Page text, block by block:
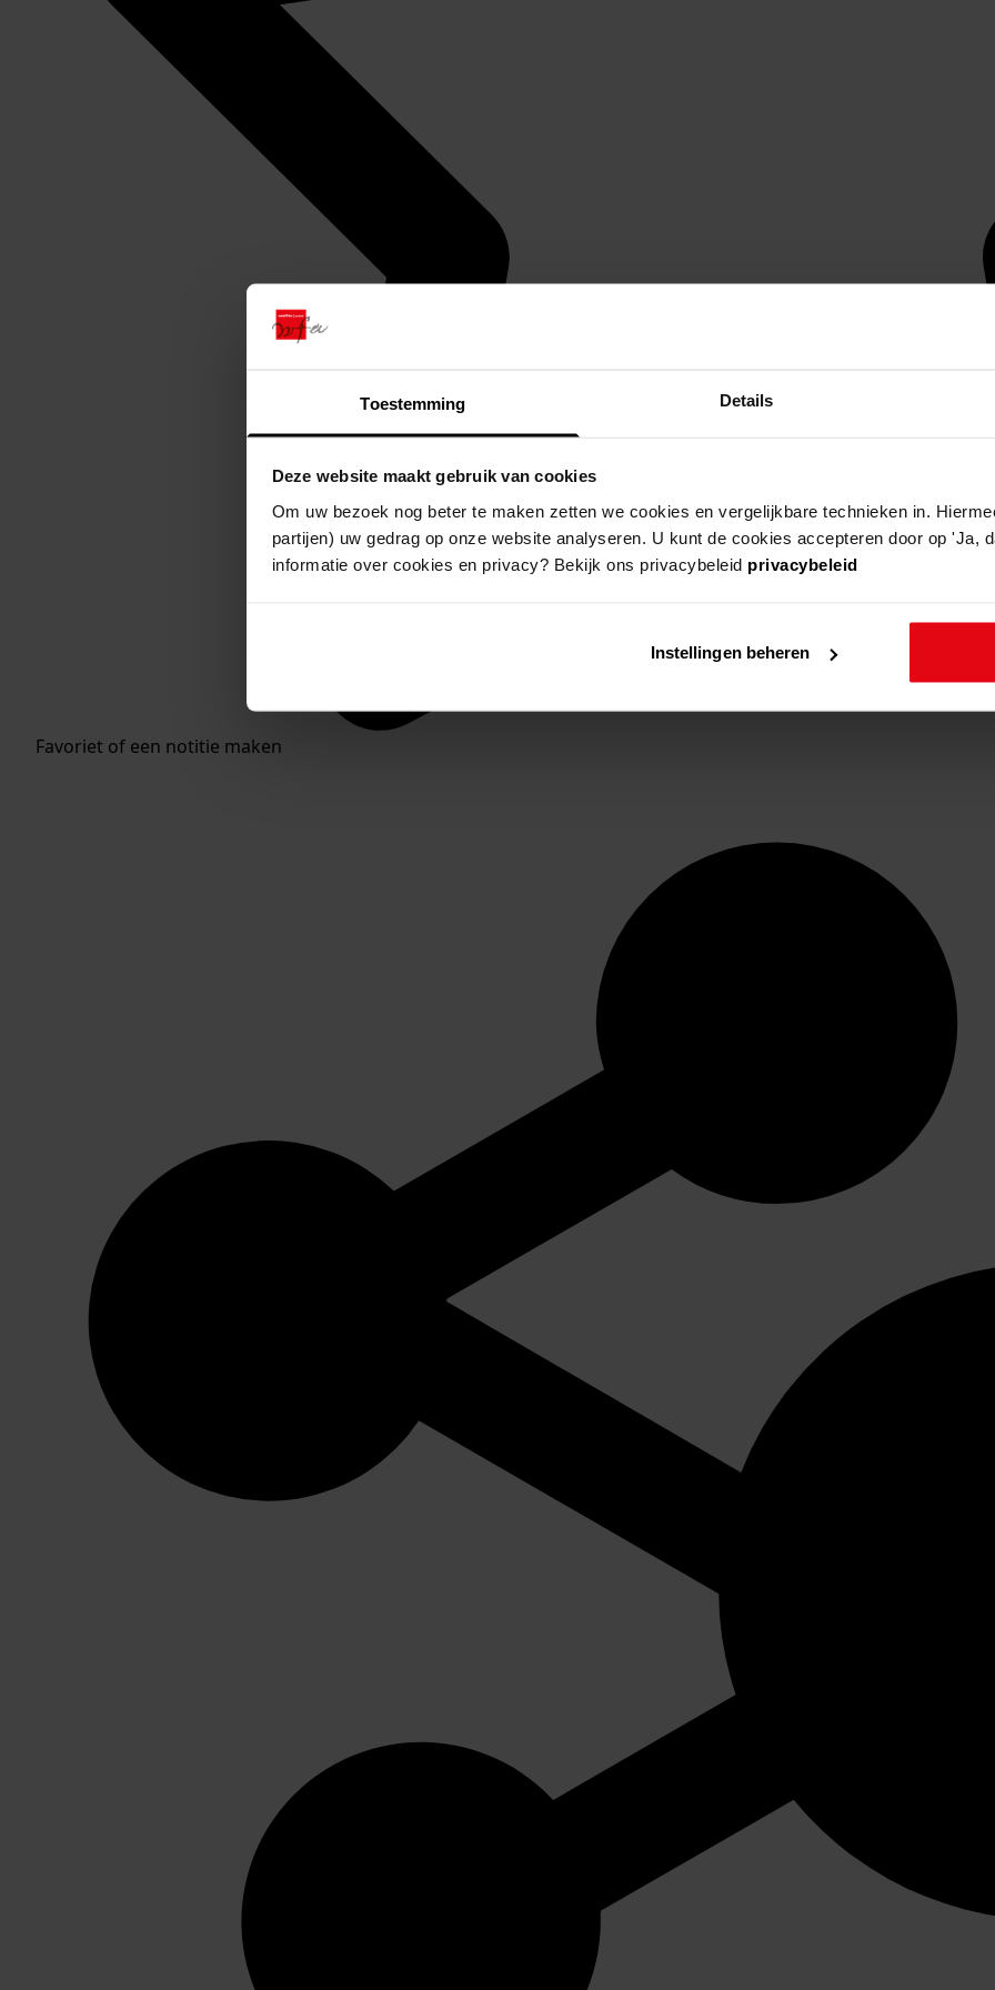
Toestemming Details
Deze website maakt gebruik van cookies
Om uw bezoek nog beter te maken zetten we cookies en vergelijkbare technieken in.
partijen) uw gedrag op onze website analyseren. U kunt de cookies accepteren door op 'Ja,
informatie over cookies en privacy? Bekijk ons privacybeleid privacybeleid
Instellingen beheren
Favoriet of een notitie maken